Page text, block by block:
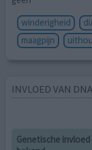
winderigheid
maagpijn
INVLOED VAN DNA
Genetische